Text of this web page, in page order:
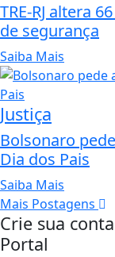
TRE-RJ altera
de segurança
Saiba Mais
Justiça
Bolsonaro
Dia dos Pais
Saiba Mais
Mais Postagens
Crie sua
Portal